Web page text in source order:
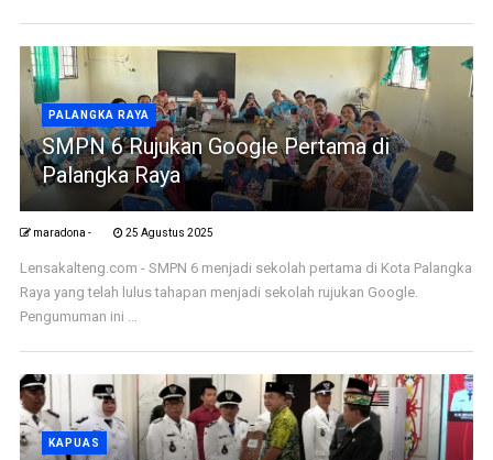
PALANGKA RAYA
SMPN 6 Rujukan Google Pertama di
Palangka Raya
maradona - 25 Agustus 2025
Lensakalteng.com - SMPN 6 menjadi sekolah pertama di Kota Palangka
Raya yang telah lulus tahapan menjadi sekolah rujukan Google.
Pengumuman ini ...
KAPUAS